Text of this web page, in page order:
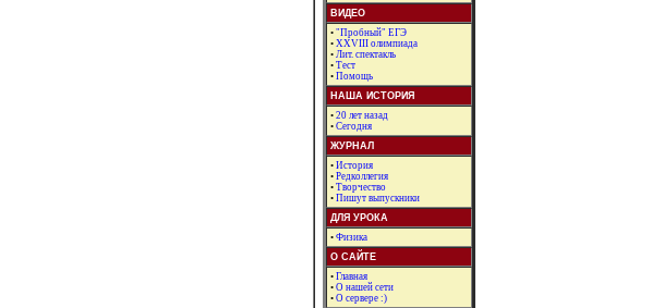
ВИДЕО
• "Пробный" ЕГЭ
• XXVIII олимпиада
• Лит. спектакль
• Тест
• Помощь
НАША ИСТОРИЯ
• 20 лет назад
• Сегодня
ЖУРНАЛ
• История
• Редколлегия
• Творчество
• Пишут выпускники
ДЛЯ УРОКА
• Физика
О САЙТЕ
• Главная
• О нашей сети
• О сервере :)